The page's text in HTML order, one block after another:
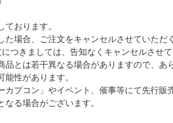
おります。
場合、ご注文をキャンセルさせていただ
つきましては、告知なくキャンセルさせ
とは若干異なる場合がありますので、あ
性があります。
プコン」やイベント、催事等にて先行販
る場合がございます。